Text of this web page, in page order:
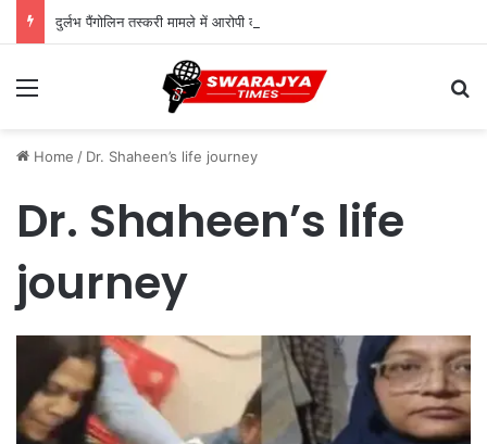
दुर्लभ पैंगोलिन तस्करी मामले में आरोपी की जमानत याचिका खारिज
Menu
Home / Dr. Shaheen’s life journey
Dr. Shaheen’s life
journey